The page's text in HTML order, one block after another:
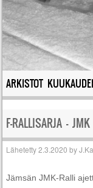
ARKISTOT
F-RALLISARJA –
Lähetetty2.3.2020 by
Jämsän JMK-Ralli